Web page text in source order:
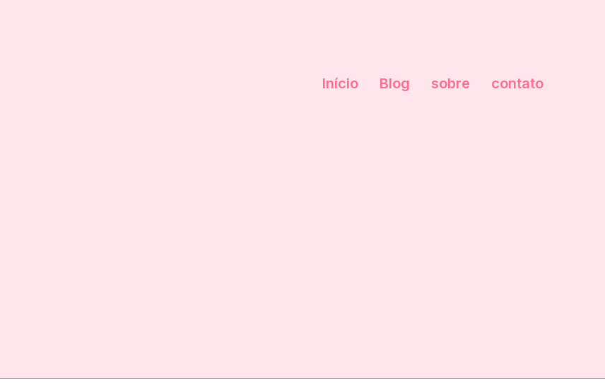
Início Blog sobre contato